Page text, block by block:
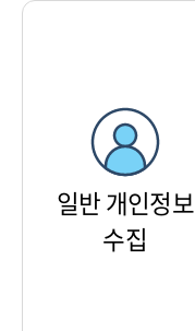
일반 개인정보
수집